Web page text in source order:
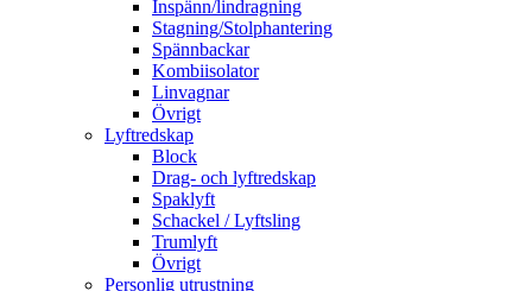
Inspänn/lindragning
Stagning/Stolphantering
Spännbackar
Kombiisolator
Linvagnar
Övrigt
Lyftredskap
Block
Drag- och lyftredskap
Spaklyft
Schackel / Lyftsling
Trumlyft
Övrigt
Personlig utrustning